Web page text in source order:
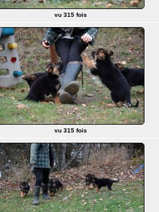
vu 315 fois
vu 315 fois